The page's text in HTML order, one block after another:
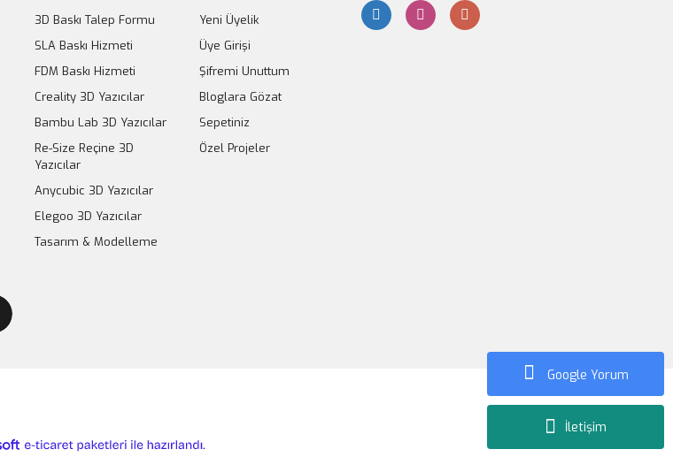
İletişim
3D Baskı Talep Formu
SLA Baskı Hizmeti
FDM Baskı Hizmeti
Creality 3D Yazıcılar
Bambu Lab 3D Yazıcılar
Re-Size Reçine 3D
Yazıcılar
Anycubic 3D Yazıcılar
Elegoo 3D Yazıcılar
Tasarım & Modelleme
Yeni Üyelik
Üye Girişi
Şifremi Unuttum
Bloglara Gözat
Sepetiniz
Özel Projeler
Google Yorum
ideasoft
e-